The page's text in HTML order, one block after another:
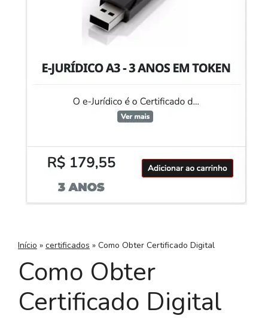
Início » certificados » Como Obter Certificado Digital
Como Obter
Certificado Digital